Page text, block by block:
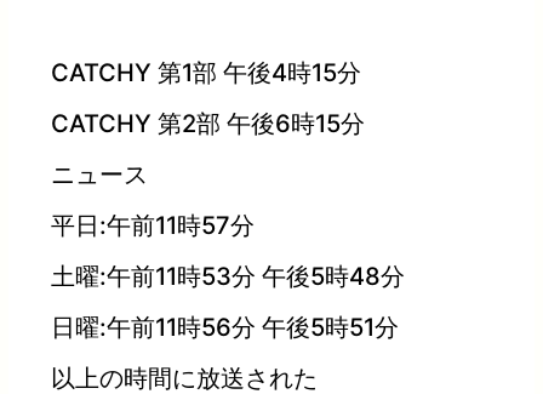
CATCHY 第1部 午後4時15分
CATCHY 第2部 午後6時15分
ニュース
平日:午前11時57分
土曜:午前11時53分 午後5時48分
日曜:午前11時56分 午後5時51分
以上の時間に放送された